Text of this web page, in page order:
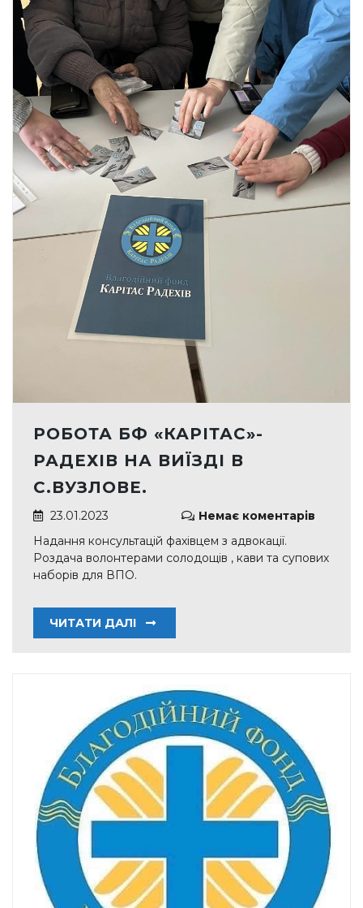
РОБОТА БФ «КАРІТАС»-
РАДЕХІВ НА ВИЇЗДІ В
С.ВУЗЛОВЕ.
23.01.2023
Немає коментарів
Надання консультацій фахівцем з адвокації.
Роздача волонтерами солодощів , кави та супових
наборів для ВПО.
ЧИТАТИ ДАЛІ